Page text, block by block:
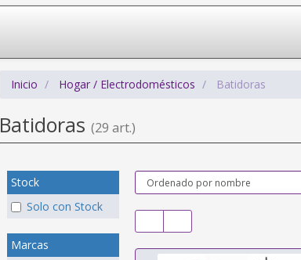
Inicio Hogar / Electrodomésticos Batidoras
Batidoras (29 art.)
Stock
Solo con Stock
Marcas